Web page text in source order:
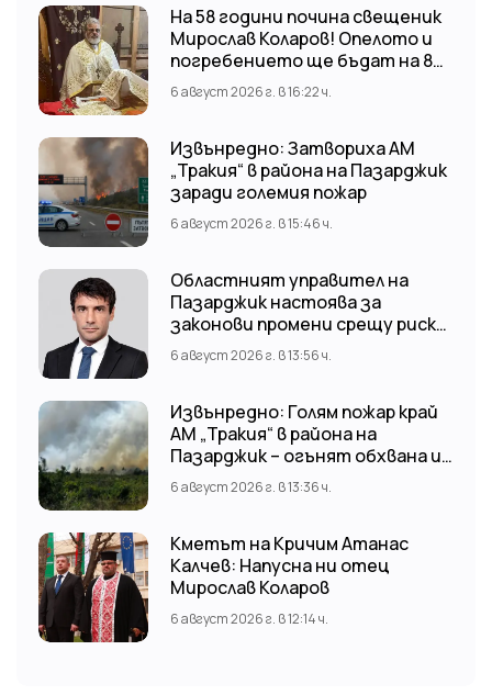
На 58 години почина свещеник
Мирослав Коларов! Опелото и
погребението ще бъдат на 8
август (събота) от 11:00 часа в
храм “Св. Св. Козма и Дамян”, гр.
6 август 2026 г. в 16:22 ч.
Извънредно: Затвориха АМ
„Тракия“ в района на Пазарджик
заради големия пожар
6 август 2026 г. в 15:46 ч.
Областният управител на
Пазарджик настоява за
законови промени срещу риска
от наводнения
6 август 2026 г. в 13:56 ч.
Извънредно: Голям пожар край
АМ „Тракия“ в района на
Пазарджик – огънят обхвана и
лозови масиви
6 август 2026 г. в 13:36 ч.
Кметът на Кричим Атанас
Калчев: Напусна ни отец
Мирослав Коларов
6 август 2026 г. в 12:14 ч.